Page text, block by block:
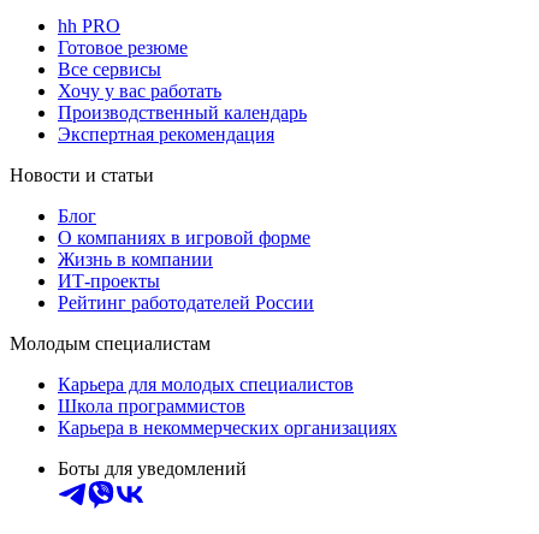
hh PRO
Готовое резюме
Все сервисы
Хочу у вас работать
Производственный календарь
Экспертная рекомендация
Новости и статьи
Блог
О компаниях в игровой форме
Жизнь в компании
ИТ-проекты
Рейтинг работодателей России
Молодым специалистам
Карьера для молодых специалистов
Школа программистов
Карьера в некоммерческих организациях
Боты для уведомлений